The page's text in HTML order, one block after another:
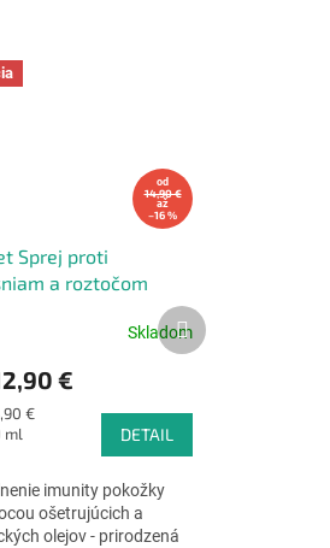
od
14,90 €
až
–16 %
Sprej proti
a roztočom
Skladom
€
€
ml
DETAIL
imunity pokožky
ošetrujúcich a
olejov - prirodzená
Ďalší
produkt